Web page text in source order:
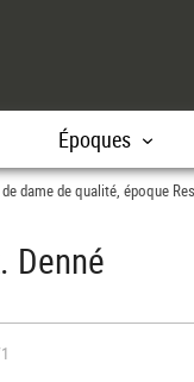
Époques
dame de qualité, époque
Denné